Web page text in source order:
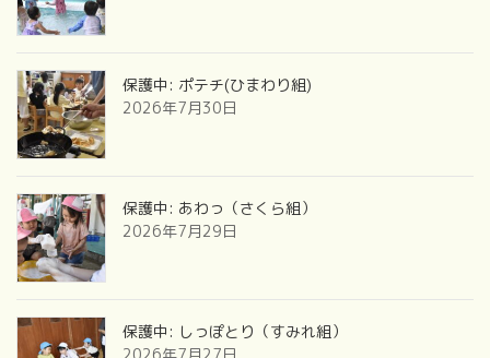
保護中: ポテチ(ひまわり組)
2026年7月30日
保護中: あわっ（さくら組）
2026年7月29日
保護中: しっぽとり（すみれ組）